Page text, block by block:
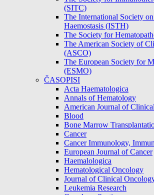
(SITC)
The International Society
Haemostasis (ISTH)
The Society for
The American Society of
(ASCO)
The European Society for
(ESMO)
ČASOPISI
Acta Haematologica
Annals of Hematology
American Journal of
Blood
Bone Marrow
Cancer
Cancer Immunology,
European Journal of Cancer
Haemalologica
Hematological Oncology
Journal of Clinical
Leukemia Research